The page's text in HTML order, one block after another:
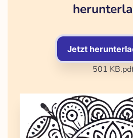
Jetzt
501 KB